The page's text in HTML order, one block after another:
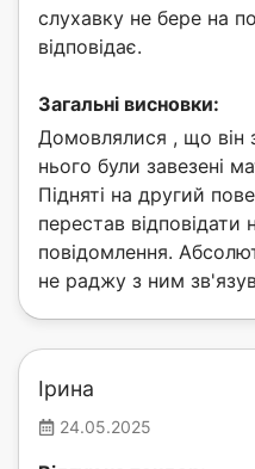
слухавку не бере на
відповідає.
Загальні висновки:
Домовлялися , що він
нього були завезені
Підняті на другий
перестав відповідати
повідомлення.
не раджу з ним
Ірина
24.05.2025